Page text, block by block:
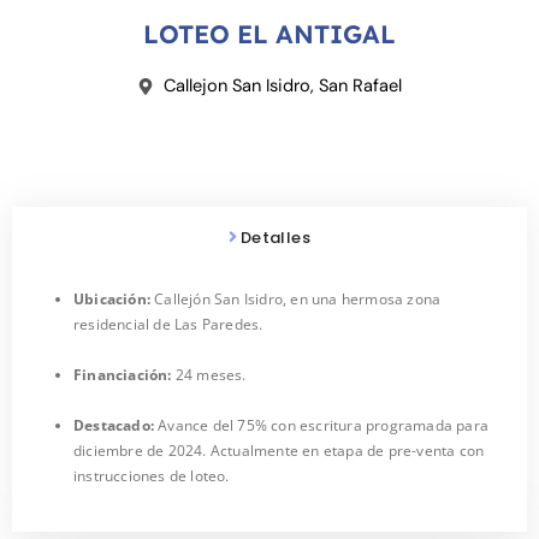
LOTEO EL ANTIGAL
Callejon San Isidro, San Rafael
Detalles
Ubicación:Callejón San Isidro, en una hermosa zona
residencial de Las Paredes.
Financiación: 24 meses.
Destacado:Avance del 75% con escritura programada para
diciembre de 2024. Actualmente en etapa de pre-venta con
instrucciones de loteo.